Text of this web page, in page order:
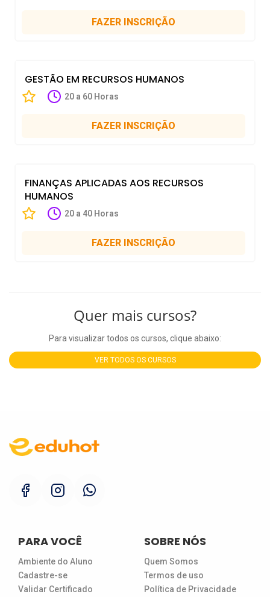
FAZER INSCRIÇÃO
GESTÃO EM RECURSOS HUMANOS
20 a 60 Horas
FAZER INSCRIÇÃO
FINANÇAS APLICADAS AOS RECURSOS
HUMANOS
20 a 40 Horas
FAZER INSCRIÇÃO
Quer mais cursos?
Para visualizar todos os cursos, clique abaixo:
VER TODOS OS CURSOS
PARA VOCÊ
Ambiente do Aluno
Cadastre-se
Validar Certificado
SOBRE NÓS
Quem Somos
Termos de uso
Política de Privacidade